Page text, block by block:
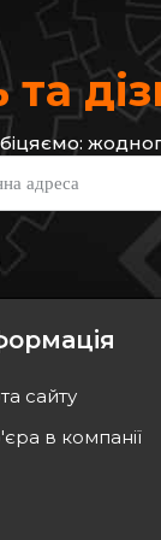
та
адреса
сайту
в компанії